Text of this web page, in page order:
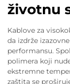
životnu
Kablove za
da izdrže
performansu.
polimera koji
ekstremne
zaštita se